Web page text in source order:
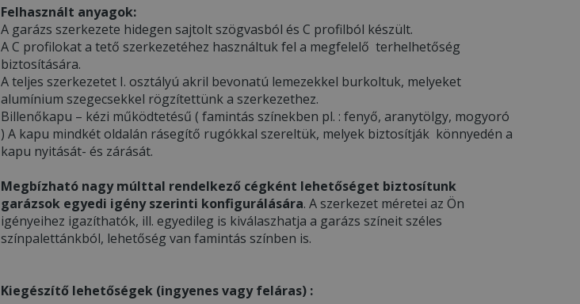
Felhasznált anyagok:
A garázs szerkezete hidegen sajtolt szögvasból és C profilból készült.
A C profilokat a tető szerkezetéhez használtuk fel a megfelelő terhelhetőség
biztosítására.
A teljes szerkezetet I. osztályú akril bevonatú lemezekkel burkoltuk, melyeket
alumínium szegecsekkel rögzítettünk a szerkezethez.
Billenőkapu – kézi működtetésű ( famintás színekben pl. : fenyő, aranytölgy, mogyoró
) A kapu mindkét oldalán rásegítő rugókkal szereltük, melyek biztosítják könnyedén a
kapu nyitását- és zárását.
Megbízható nagy múlttal rendelkező cégként lehetőséget biztosítunk
garázsok egyedi igény szerinti konfigurálására. A szerkezet méretei az Ön
igényeihez igazíthatók, ill. egyedileg is kiválaszhatja a garázs színeit széles
színpalettánkból, lehetőség van famintás színben is.
Kiegészítő lehetőségek (ingyenes vagy feláras) :